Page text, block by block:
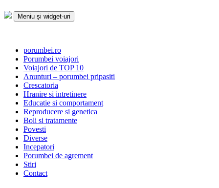
la
Meniu și widget-uri
porumbei.ro
Porumbei voiajori
Voiajori de TOP 10
Anunturi – porumbei pripasiti
Crescatoria
Hranire si intretinere
Educatie si comportament
Reproducere si genetica
Boli si tratamente
Povesti
Diverse
Incepatori
Porumbei de agrement
Stiri
Contact